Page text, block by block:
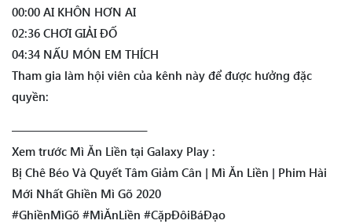
00:00 AI KHÔN HƠN AI
02:36 CHƠI GIẢI ĐỐ
04:34 NẤU MÓN EM THÍCH
Tham gia làm hội viên của kênh này để được hưởng đặc
quyền:
———————————–
Xem trước Mì Ăn Liền tại Galaxy Play :
Bị Chê Béo Và Quyết Tâm Giảm Cân | Mì Ăn Liền | Phim Hài
Mới Nhất Ghiền Mì Gõ 2020
#GhiềnMìGõ #MìĂnLiền #CặpĐôiBáĐạo